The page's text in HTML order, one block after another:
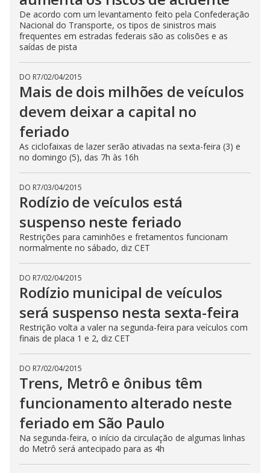
De acordo com um levantamento feito pela Confederação
Nacional do Transporte, os tipos de sinistros mais
frequentes em estradas federais são as colisões e as
saídas de pista
DO R7/02/04/2015
Mais de dois milhões de veículos
devem deixar a capital no
feriado
As ciclofaixas de lazer serão ativadas na sexta-feira (3) e
no domingo (5), das 7h às 16h
DO R7/03/04/2015
Rodízio de veículos está
suspenso neste feriado
Restrições para caminhões e fretamentos funcionam
normalmente no sábado, diz CET
DO R7/02/04/2015
Rodízio municipal de veículos
será suspenso nesta sexta-feira
Restrição volta a valer na segunda-feira para veículos com
finais de placa 1 e 2, diz CET
DO R7/02/04/2015
Trens, Metrô e ônibus têm
funcionamento alterado neste
feriado em São Paulo
Na segunda-feira, o início da circulação de algumas linhas
do Metrô será antecipado para as 4h